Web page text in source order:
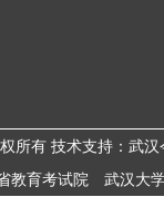
所有 技术支持：武汉
教育考试院 武汉大